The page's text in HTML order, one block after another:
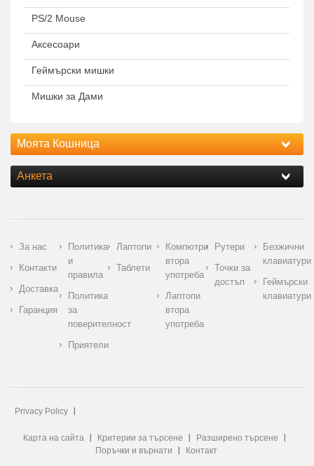
PS/2 Mouse
Аксесоари
Геймърски мишки
Мишки за Дами
Моята Кошница
Анкета
За нас
Контакти
Доставка
Гаранция
Политика
и
правила
Политика
за
поверителност
Приятели
Лаптопи
Таблети
Компютри
втора
употреба
Лаптопи
втора
употреба
Рутери
Точки за
достъп
Безжични
клавиатури
Геймърски
клавиатури
Privacy Policy
Карта на сайта Критерии за търсене
Разширено търсене
Поръчки и върнати
Контакт